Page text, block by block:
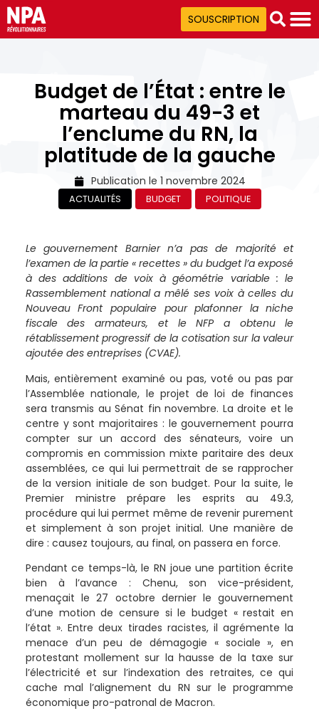
SOUSCRIPTION
Budget de l’État : entre le
marteau du 49-3 et
l’enclume du RN, la
platitude de la gauche
Publication le 1 novembre 2024
ACTUALITÉS BUDGET POLITIQUE
Le gouvernement Barnier n’a pas de majorité et
l’examen de la partie « recettes » du budget l’a exposé
à des additions de voix à géométrie variable : le
Rassemblement national a mêlé ses voix à celles du
Nouveau Front populaire pour plafonner la niche
fiscale des armateurs, et le NFP a obtenu le
rétablissement progressif de la cotisation sur la valeur
ajoutée des entreprises (CVAE).
Mais, entièrement examiné ou pas, voté ou pas par
l’Assemblée nationale, le projet de loi de finances
sera transmis au Sénat fin novembre. La droite et le
centre y sont majoritaires : le gouvernement pourra
compter sur un accord des sénateurs, voire un
compromis en commission mixte paritaire des deux
assemblées, ce qui lui permettrait de se rapprocher
de la version initiale de son budget. Pour la suite, le
Premier ministre prépare les esprits au 49.3,
procédure qui lui permet même de revenir purement
et simplement à son projet initial. Une manière de
dire : causez toujours, au final, on passera en force.
Pendant ce temps-là, le RN joue une partition écrite
bien à l’avance : Chenu, son vice-président,
menaçait le 27 octobre dernier le gouvernement
d’une motion de censure si le budget « restait en
l’état ». Entre deux tirades racistes, il agrémente la
menace d’un peu de démagogie « sociale », en
protestant mollement sur la hausse de la taxe sur
l’électricité et sur l’indexation des retraites, ce qui
cache mal l’alignement du RN sur le programme
économique pro-patronal de Macron.